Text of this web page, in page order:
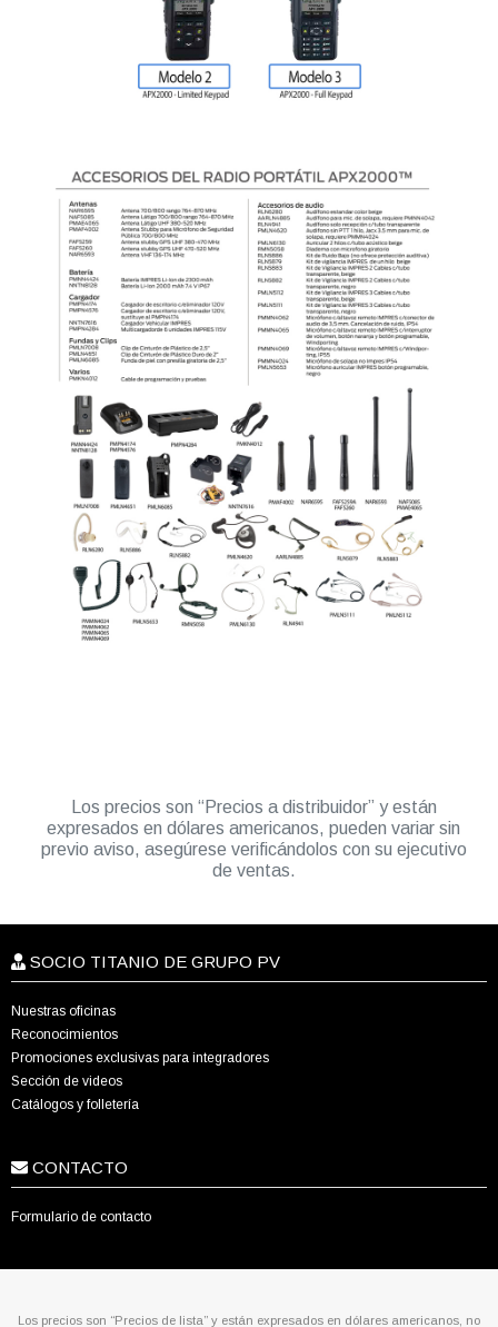
Los precios son “Precios a distribuidor” y están
expresados en dólares americanos, pueden variar sin
previo aviso, asegúrese verificándolos con su ejecutivo
de ventas.
SOCIO TITANIO DE GRUPO PV
Nuestras oficinas
Reconocimientos
Promociones exclusivas para integradores
Sección de videos
Catálogos y folletería
CONTACTO
Formulario de contacto
Los precios son “Precios de lista” y están expresados en dólares americanos, no